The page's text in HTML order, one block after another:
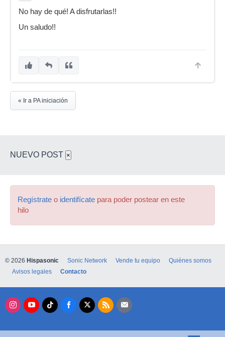
No hay de qué! A disfrutarlas!!
Un saludo!!
« Ir a PA iniciación
NUEVO POST ×
Regístrate o identifícate para poder postear en este
hilo
© 2026 Hispasonic Sonic Network Vende tu equipo
Quiénes somos
Avisos legales
Contacto